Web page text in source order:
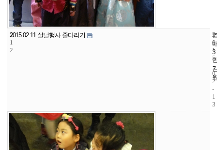
2
1
2
2015.02.11 설날행사 줄다리기
3
3
1
2
0
1
5
-
0
2
-
1
3